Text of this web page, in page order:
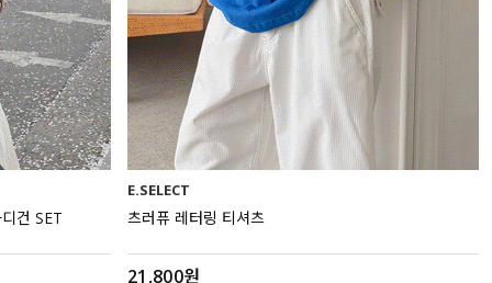
건 SET
E.SELECT
츠러퓨 레터링 티셔츠
21,800원